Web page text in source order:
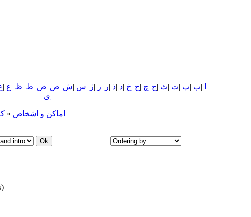
|ب |پ |ت |ث |ج |چ |ح |خ |د |ذ |ر |ز |ژ |س |ش |ص |ض |ط |ظ |ع |
|ی
اماکن و اشخاص »